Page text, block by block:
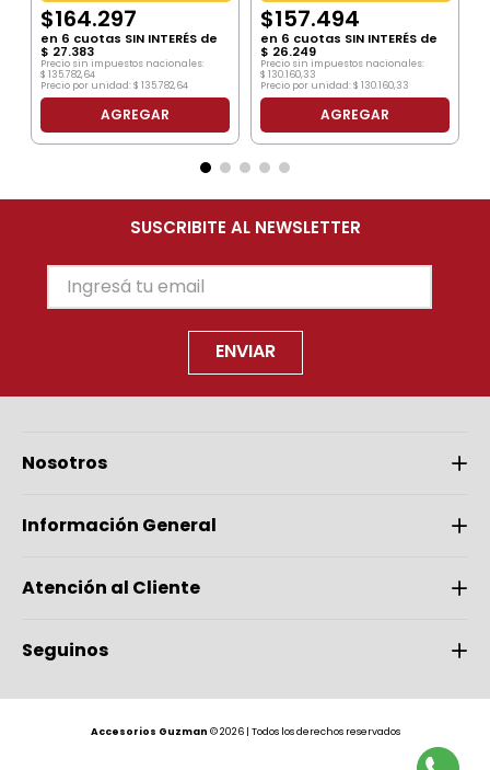
$164.297
en 6 cuotas SIN INTERÉS de
$ 27.383
Precio sin impuestos nacionales:
$ 135.782,64
Precio por unidad:$ 135.782,64
AGREGAR
$157.494
en 6 cuotas SIN INTERÉS de
$ 26.249
Precio sin impuestos nacionales:
$ 130.160,33
Precio por unidad:$ 130.160,33
AGREGAR
SUSCRIBITE AL NEWSLETTER
ENVIAR
Nosotros
Información General
Atención al Cliente
Seguinos
Accesorios Guzman © 2026 | Todos los derechos reservados